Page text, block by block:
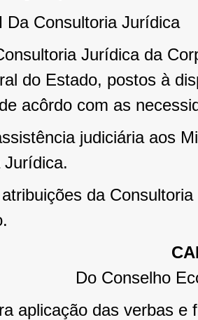
Da Consultoria Jurídica
Jurídica da
do Estado, postos à
acôrdo com as
judiciária aos
Jurídica.
da
Do Conselho
aplicação das verbas e